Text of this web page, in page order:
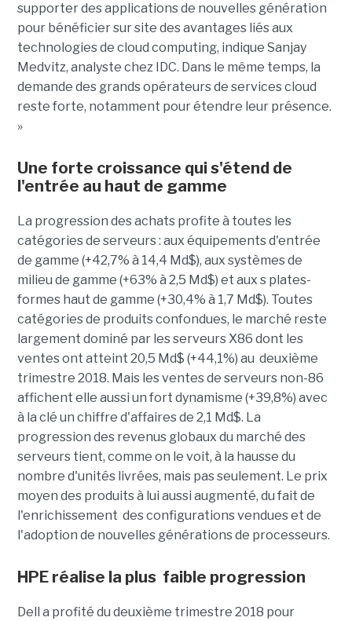
supporter des applications de nouvelles génération
pour bénéficier sur site des avantages liés aux
technologies de cloud computing, indique Sanjay
Medvitz, analyste chez IDC. Dans le même temps, la
demande des grands opérateurs de services cloud
reste forte, notamment pour étendre leur présence.
»
Une forte croissance qui s'étend de
l'entrée au haut de gamme
La progression des achats profite à toutes les
catégories de serveurs : aux équipements d'entrée
de gamme (+42,7% à 14,4 Md$), aux systèmes de
milieu de gamme (+63% à 2,5 Md$) et aux s plates-
formes haut de gamme (+30,4% à 1,7 Md$). Toutes
catégories de produits confondues, le marché reste
largement dominé par les serveurs X86 dont les
ventes ont atteint 20,5 Md$ (+44,1%) au deuxième
trimestre 2018. Mais les ventes de serveurs non-86
affichent elle aussi un fort dynamisme (+39,8%) avec
à la clé un chiffre d'affaires de 2,1 Md$. La
progression des revenus globaux du marché des
serveurs tient, comme on le voit, à la hausse du
nombre d'unités livrées, mais pas seulement. Le prix
moyen des produits à lui aussi augmenté, du fait de
l'enrichissement des configurations vendues et de
l'adoption de nouvelles générations de processeurs.
HPE réalise la plus faible progression
Dell a profité du deuxième trimestre 2018 pour